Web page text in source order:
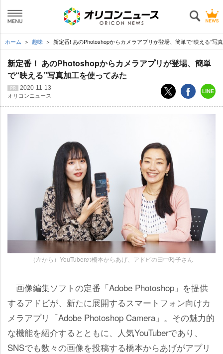
ホーム 趣味 新定番! あのPhotoshopからカメラアプリが登場、簡単で“映える”写
新定番！ あのPhotoshopからカメラアプリが登場、簡単
で“映える”写真加工を使ってみた
2020-11-13
オリコンニュース
（左から）YouTuberの橋本からあげ、アドビの田中玲子さん
画像編集ソフトの定番「Adobe Photoshop」を提供
するアドビが、新たに展開するスマートフォン向けカ
メラアプリ「Adobe Photoshop Camera」。その魅力的
な機能を紹介するとともに、人気YouTuberであり、
SNSでも数々の画像を投稿する橋本からあげがアプリ